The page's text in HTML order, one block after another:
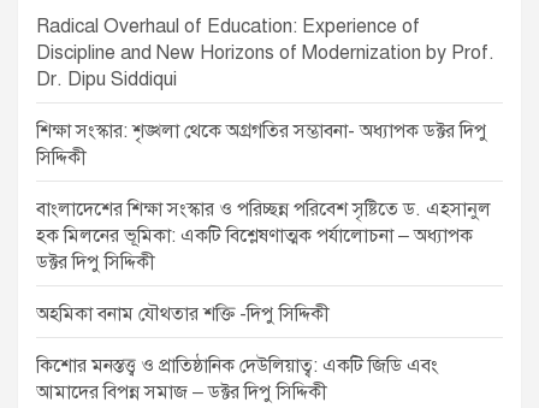
Radical Overhaul of Education: Experience of
Discipline and New Horizons of Modernization by Prof.
Dr. Dipu Siddiqui
শিক্ষা সংস্কার: শৃঙ্খলা থেকে অগ্রগতির সম্ভাবনা- অধ্যাপক ডক্টর দিপু
সিদ্দিকী
বাংলাদেশের শিক্ষা সংস্কার ও পরিচ্ছন্ন পরিবেশ সৃষ্টিতে ড. এহসানুল
হক মিলনের ভূমিকা: একটি বিশ্লেষণাত্মক পর্যালোচনা – অধ্যাপক
ডক্টর দিপু সিদ্দিকী
অহমিকা বনাম যৌথতার শক্তি -দিপু সিদ্দিকী
কিশোর মনস্তত্ত্ব ও প্রাতিষ্ঠানিক দেউলিয়াত্ব: একটি জিডি এবং
আমাদের বিপন্ন সমাজ – ডক্টর দিপু সিদ্দিকী